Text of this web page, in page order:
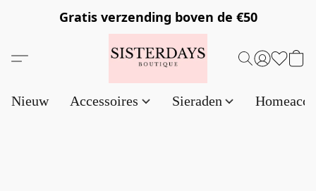
Gratis verzending boven de €50
Nieuw Accessoires Sieraden